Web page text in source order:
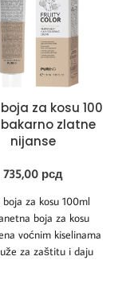
za kosu 100
zlatne
nijanse
735,00 рсд
za kosu 100ml
boja za kosu
voćnim kiselinama
za zaštitu i daju